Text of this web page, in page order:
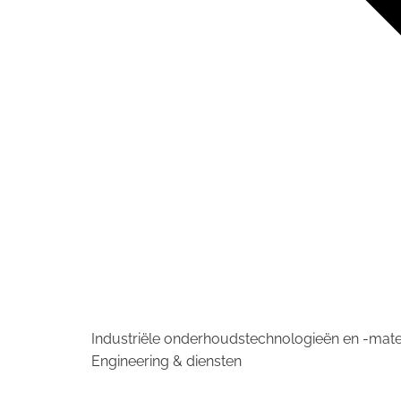
Industriële onderhoudstechnologieën en -
Engineering & diensten